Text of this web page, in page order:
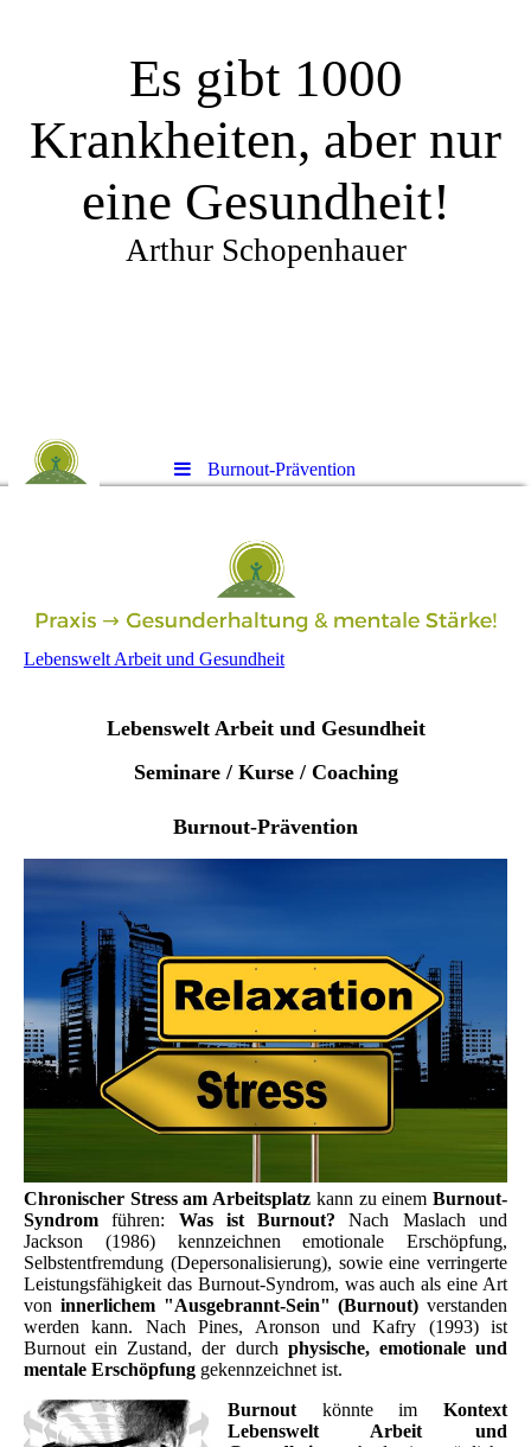
Es gibt 1000
Krankheiten, aber nur
eine Gesundheit!
Arthur Schopenhauer
Burnout-Prävention
Lebenswelt Arbeit und Gesundheit
Lebenswelt Arbeit und Gesundheit
Seminare / Kurse / Coaching
Burnout-Prävention
Chronischer Stress am Arbeitsplatz kann zu einemBurnout-
Syndrom führen: Was ist Burnout? Nach Maslach und
Jackson (1986) kennzeichnen emotionale Erschöpfung,
Selbstentfremdung (Depersonalisierung), sowie eine verringerte
Leistungsfähigkeit das Burnout-Syndrom, was auch als eine Art
von innerlichem "Ausgebrannt-Sein" (Burnout) verstanden
werden kann. Nach Pines, Aronson und Kafry (1993) ist
Burnout ein Zustand, der durch physische, emotionale und
mentale Erschöpfung gekennzeichnet ist.
Burnout könnteim Kontext
Lebenswelt Arbeit und